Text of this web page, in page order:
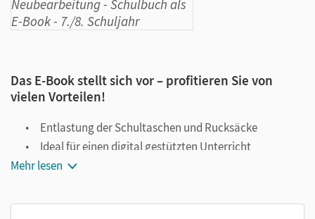
Das E-Book stellt sich vor – profitieren Sie von
vielen Vorteilen!
Entlastung der Schultaschen und Rucksäcke
Ideal für einen digital gestützten Unterricht
Notiz- und Markierungsmöglichkeit
Mehr lesen